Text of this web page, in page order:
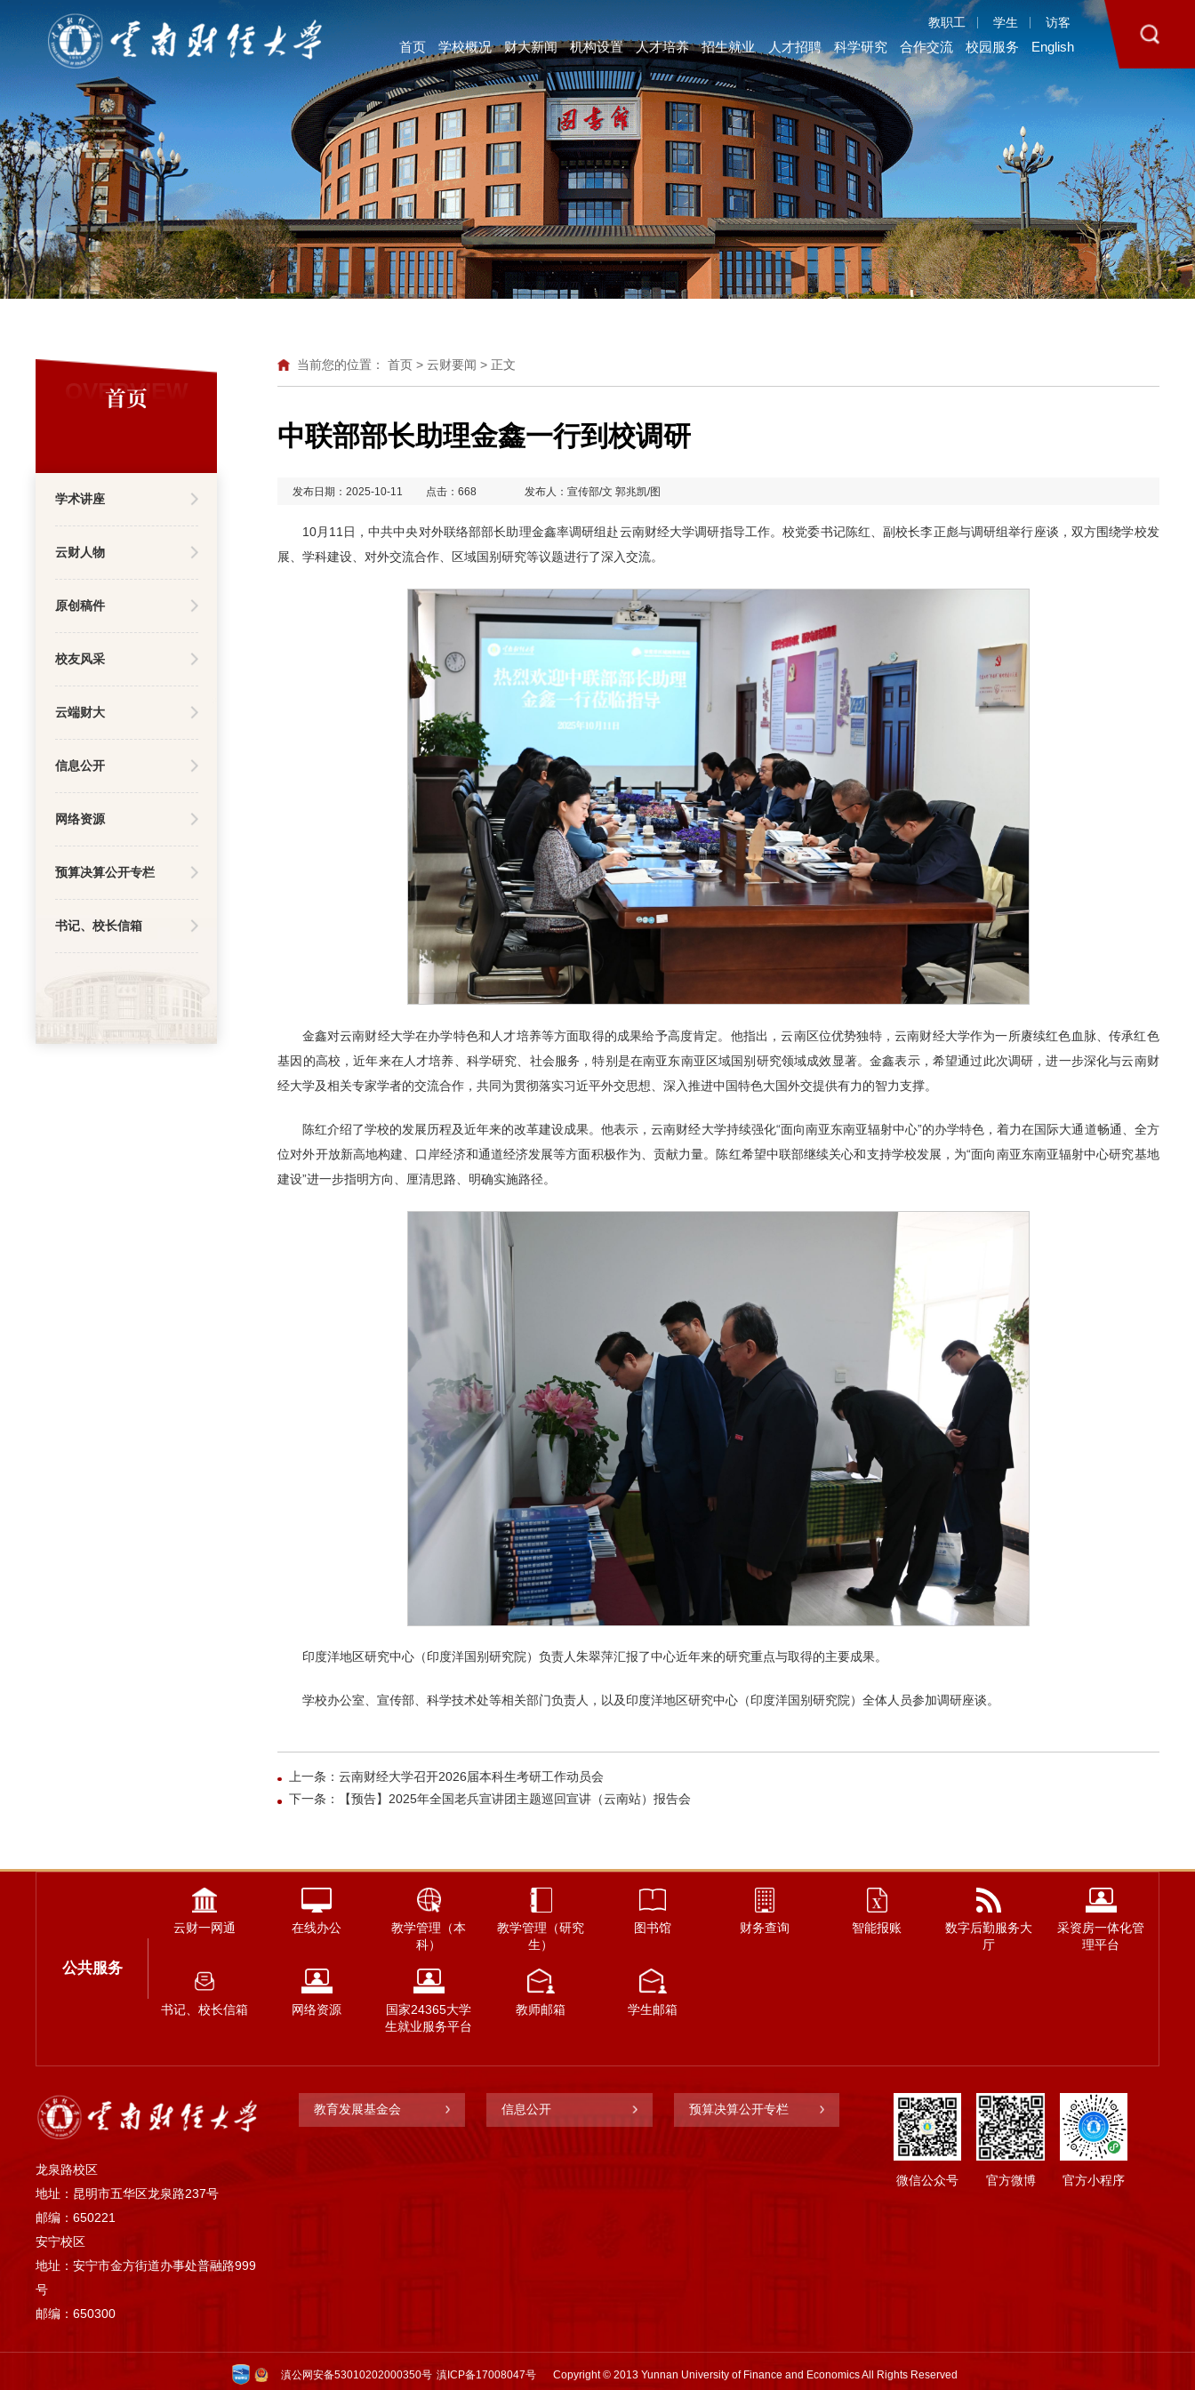
教职工 学生 访客
首页 学校概况 财大新闻 机构设置 人才培养 招生就业 人才招聘 科学研究 合作交流 校园服务 English
OVERVIEW
首页
学术讲座
云财人物
原创稿件
校友风采
云端财大
信息公开
网络资源
预算决算公开专栏
书记、校长信箱
当前您的位置： 首页 > 云财要闻 > 正文
中联部部长助理金鑫一行到校调研
发布日期：2025-10-11 点击： 668 发布人：宣传部/文 郭兆凯/图
10月11日，中共中央对外联络部部长助理金鑫率调研组赴云南财经大学调研指导工作。校党委书记陈红、副校长李正彪与调研组举行座谈，双方围绕学校发
展、学科建设、对外交流合作、区域国别研究等议题进行了深入交流。
金鑫对云南财经大学在办学特色和人才培养等方面取得的成果给予高度肯定。他指出，云南区位优势独特，云南财经大学作为一所赓续红色血脉、传承红色
基因的高校，近年来在人才培养、科学研究、社会服务，特别是在南亚东南亚区域国别研究领域成效显著。金鑫表示，希望通过此次调研，进一步深化与云南财
经大学及相关专家学者的交流合作，共同为贯彻落实习近平外交思想、深入推进中国特色大国外交提供有力的智力支撑。
陈红介绍了学校的发展历程及近年来的改革建设成果。他表示，云南财经大学持续强化“面向南亚东南亚辐射中心”的办学特色，着力在国际大通道畅通、全方
位对外开放新高地构建、口岸经济和通道经济发展等方面积极作为、贡献力量。陈红希望中联部继续关心和支持学校发展，为“面向南亚东南亚辐射中心研究基地
建设”进一步指明方向、厘清思路、明确实施路径。
印度洋地区研究中心（印度洋国别研究院）负责人朱翠萍汇报了中心近年来的研究重点与取得的主要成果。
学校办公室、宣传部、科学技术处等相关部门负责人，以及印度洋地区研究中心（印度洋国别研究院）全体人员参加调研座谈。
上一条：云南财经大学召开2026届本科生考研工作动员会
下一条：【预告】2025年全国老兵宣讲团主题巡回宣讲（云南站）报告会
公共服务
云财一网通 在线办公
教学管理（本
科）
教学管理（研究
生）
图书馆 财务查询 智能报账
数字后勤服务大
厅
采资房一体化管
理平台
书记、校长信箱 网络资源
国家24365大学
生就业服务平台
教师邮箱 学生邮箱
龙泉路校区
地址：昆明市五华区龙泉路237号
邮编：650221
安宁校区
地址：安宁市金方街道办事处普融路999
号
邮编：650300
教育发展基金会 信息公开 预算决算公开专栏
微信公众号 官方微博 官方小程序
滇公网安备53010202000350号 滇ICP备17008047号 Copyright © 2013 Yunnan University of Finance and Economics All Rights Reserved